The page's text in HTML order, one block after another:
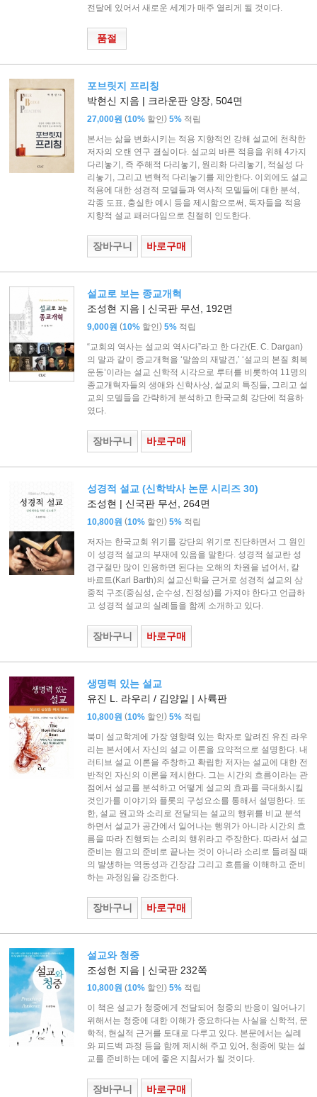
전달에 있어서 새로운 세계가 매주 열리게 될 것이다.
품절
포브릿지 프리칭
박현신 지음 | 크라운판 양장, 504면
27,000원 (10% 할인) 5% 적립
본서는 삶을 변화시키는 적용 지향적인 강해 설교에 천착한
저자의 오랜 연구 결실이다. 설교의 바른 적용을 위해 4가지
다리놓기, 즉 주해적 다리놓기, 원리화 다리놓기, 적실성 다
리놓기, 그리고 변혁적 다리놓기를 제안한다. 이외에도 설교
적용에 대한 성경적 모델들과 역사적 모델들에 대한 분석,
각종 도표, 충실한 예시 등을 제시함으로써, 독자들을 적용
지향적 설교 패러다임으로 친절히 인도한다.
장바구니 바로구매
설교로 보는 종교개혁
조성현 지음 | 신국판 무선, 192면
9,000원 (10% 할인) 5% 적립
“교회의 역사는 설교의 역사다”라고 한 다간(E. C. Dargan)
의 말과 같이 종교개혁을 ‘말씀의 재발견,’ ‘설교의 본질 회복
운동’이라는 설교 신학적 시각으로 루터를 비롯하여 11명의
종교개혁자들의 생애와 신학사상, 설교의 특징들, 그리고 설
교의 모델들을 간략하게 분석하고 한국교회 강단에 적용하
였다.
장바구니 바로구매
성경적 설교 (신학박사 논문 시리즈 30)
조성현 | 신국판 무선, 264면
10,800원 (10% 할인) 5% 적립
저자는 한국교회 위기를 강단의 위기로 진단하면서 그 원인
이 성경적 설교의 부재에 있음을 말한다. 성경적 설교란 성
경구절만 많이 인용하면 된다는 오해의 차원을 넘어서, 칼
바르트(Karl Barth)의 설교신학을 근거로 성경적 설교의 삼
중적 구조(중심성, 순수성, 진정성)를 가져야 한다고 언급하
고 성경적 설교의 실례들을 함께 소개하고 있다.
장바구니 바로구매
생명력 있는 설교
유진 L. 라우리 / 김양일 | 사륙판
10,800원 (10% 할인) 5% 적립
북미 설교학계에 가장 영향력 있는 학자로 알려진 유진 라우
리는 본서에서 자신의 설교 이론을 요약적으로 설명한다. 내
러티브 설교 이론을 주창하고 확립한 저자는 설교에 대한 전
반적인 자신의 이론을 제시한다. 그는 시간의 흐름이라는 관
점에서 설교를 분석하고 어떻게 설교의 효과를 극대화시킬
것인가를 이야기와 플롯의 구성요소를 통해서 설명한다. 또
한, 설교 원고와 소리로 전달되는 설교의 행위를 비교 분석
하면서 설교가 공간에서 일어나는 행위가 아니라 시간의 흐
름을 따라 진행되는 소리의 행위라고 주장한다. 따라서 설교
준비는 원고의 준비로 끝나는 것이 아니라 소리로 들려질 때
의 발생하는 역동성과 긴장감 그리고 흐름을 이해하고 준비
하는 과정임을 강조한다.
장바구니 바로구매
설교와 청중
조성헌 지음 | 신국판 232쪽
10,800원 (10% 할인) 5% 적립
이 책은 설교가 청중에게 전달되어 청중의 반응이 일어나기
위해서는 청중에 대한 이해가 중요하다는 사실을 신학적, 문
학적, 현실적 근거를 토대로 다루고 있다. 본문에서는 실례
와 피드백 과정 등을 함께 제시해 주고 있어, 청중에 맞는 설
교를 준비하는 데에 좋은 지침서가 될 것이다.
장바구니 바로구매